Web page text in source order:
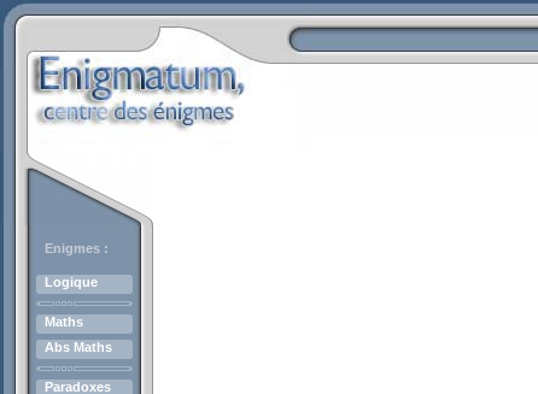
Enigmes :
Logique
Maths
Abs Maths
Paradoxes